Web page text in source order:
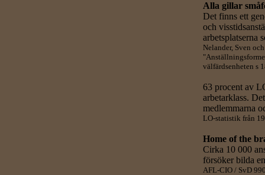
Alla gillar
Det finns ett
och
arbetsplatserna
Nelander, Sven
välfärdsenheten s
63 procent av
arbetarklass.
medlemmarna
LO-statistik från
Home of the
Cirka 10 000
försöker bilda
AFL-CIO / SvD